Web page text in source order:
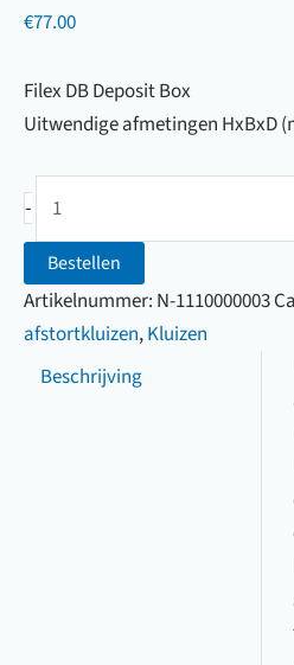
€77.00
Filex DB Deposit Box
Uitwendige afmetingen HxBxD
-
DB
Deposit
Box
aantal
Bestellen
Artikelnummer: N-1110000003
afstortkluizen,Kluizen
Beschrijving